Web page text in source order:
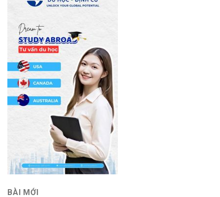
BÀI MỚI